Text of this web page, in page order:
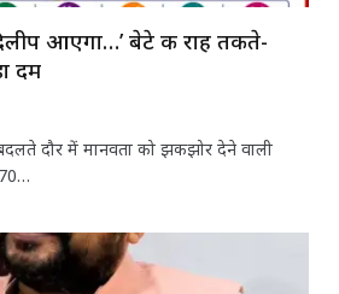
आएगा…’ बेटे की राह तकते-
दम
दौर में मानवता को झकझोर देने वाली